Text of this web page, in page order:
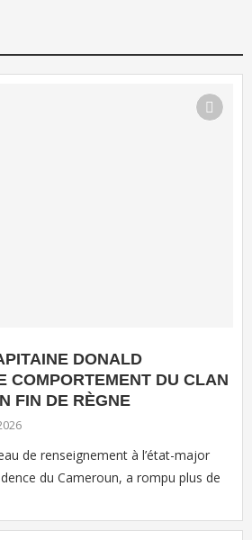
DONALD
COMPORTEMENT DU CLAN
FIN DE RÈGNE
de renseignement à l’état-major
du Cameroun, a rompu plus de